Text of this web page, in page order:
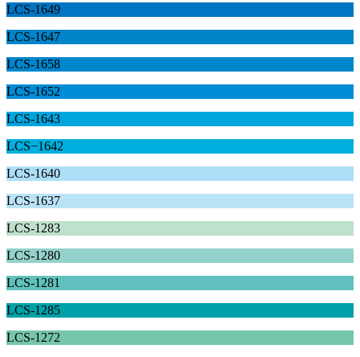
LCS-1649
LCS-1647
LCS-1658
LCS-1652
LCS-1643
LCS−1642
LCS-1640
LCS-1637
LCS-1283
LCS-1280
LCS-1281
LCS-1285
LCS-1272